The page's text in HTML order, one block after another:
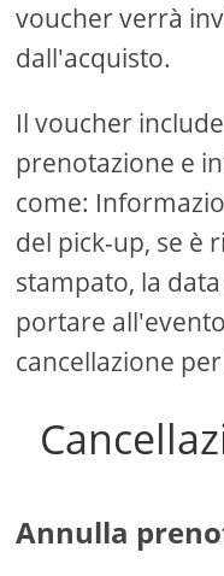
voucher verrà
dall'acquisto.
Il voucher
prenotazione e
come:
del pick-up, se è
stampato, la
portare
cancellazione
Annulla